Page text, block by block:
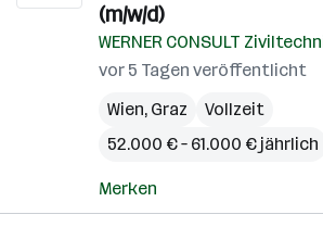
(m/w/d)
WERNER CONSULT
vor 5 Tagen veröffentlicht
Wien, Graz
Vollzeit
52.000 € – 61.000 € jährlich
Merken